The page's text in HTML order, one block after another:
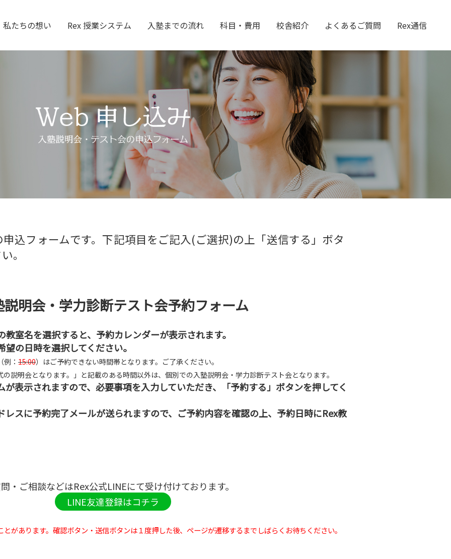
私たちの想い Rex 授業システム 入塾までの流れ 科目・費用 校舎紹介 よくあるご質問 Rex通信
込フォームです。下記項目をご記入(ご選択)の上「送信する」ボタ
。
説明会・学力診断テスト会予約フォーム
室名を選択すると、予約カレンダーが表示されます。
の日時を選択してください。
： 15:00）はご予約できない時間帯となります。ご了承ください。
説明会となります。」と記載のある時間以外は、個別での入塾説明会・学力診断テスト会となります。
表示されますので、必要事項を入力していただき、「予約する」ボタンを押してく
スに予約完了メールが送られますので、ご予約内容を確認の上、予約日時にRex教
・ご相談などはRex公式LINEにて受け付けております。
LINE友達登録はコチラ
があります。確認ボタン・送信ボタンは１度押した後、ページが遷移するまでしばらくお待ちください。